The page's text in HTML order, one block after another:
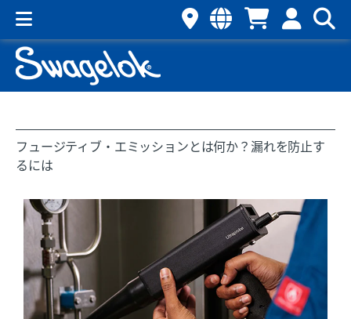
フュージティブ・エミッションとは何か？漏れを防止す
るには